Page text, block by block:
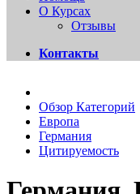
О Курсах
Отзывы
Контакты
Обзор Категорий
Европа
Германия
Цитируемость